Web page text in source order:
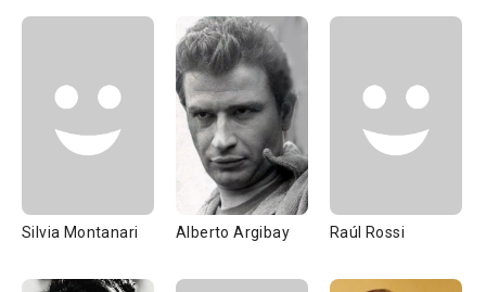
Silvia Montanari Alberto Argibay Raúl Rossi